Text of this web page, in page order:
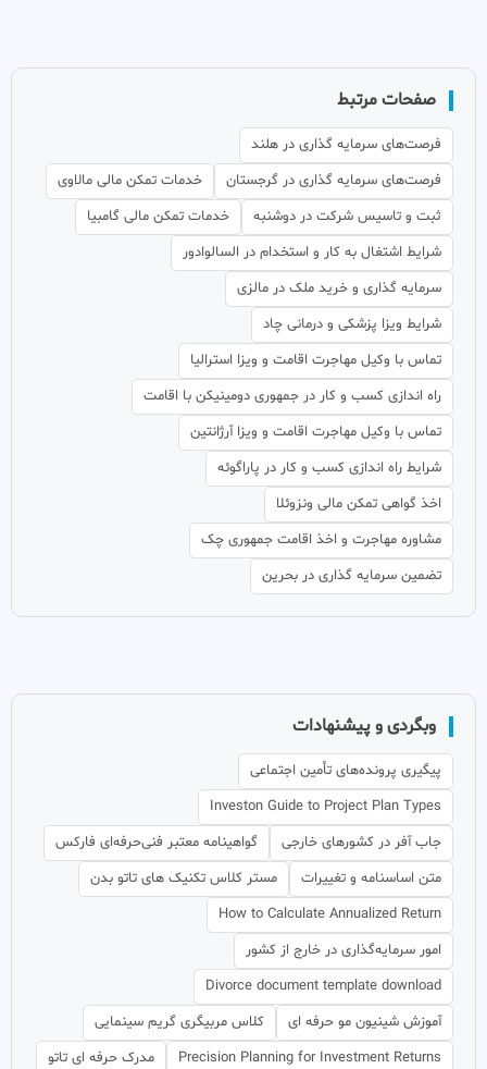
صفحات مرتبط
فرصت‌های سرمایه گذاری در هلند
فرصت‌های سرمایه گذاری در گرجستان
خدمات تمکن مالی مالاوی
ثبت و تاسیس شرکت در دوشنبه
خدمات تمکن مالی گامبیا
شرایط اشتغال به کار و استخدام در السالوادور
سرمایه گذاری و خرید ملک در مالزی
شرایط ویزا پزشکی و درمانی چاد
تماس با وکیل مهاجرت اقامت و ویزا استرالیا
راه اندازی کسب و کار در جمهوری دومینیکن با اقامت
تماس با وکیل مهاجرت اقامت و ویزا آرژانتین
شرایط راه اندازی کسب و کار در پاراگوئه
اخذ گواهی تمکن مالی ونزوئلا
مشاوره مهاجرت و اخذ اقامت جمهوری چک
تضمین سرمایه گذاری در بحرین
وبگردی و پیشنهادات
پیگیری پرونده‌های تأمین اجتماعی
Investon Guide to Project Plan Types
جاب آفر در کشورهای خارجی
گواهینامه معتبر فنی‌حرفه‌ای فارکس
متن اساسنامه و تغییرات
مستر کلاس تکنیک های تاتو بدن
How to Calculate Annualized Return
امور سرمایه‌گذاری در خارج از کشور
Divorce document template download
آموزش شینیون مو حرفه ای
کلاس مربیگری گریم سینمایی
Precision Planning for Investment Returns
مدرک حرفه ای تاتو